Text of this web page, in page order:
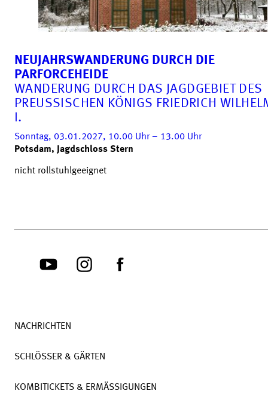
NEUJAHRSWANDERUNG DURCH DIE
PARFORCEHEIDE
WANDERUNG DURCH DAS JAGDGEBIET DES
PREUSSISCHEN KÖNIGS FRIEDRICH
Sonntag, 03.01.2027, 10.00 Uhr– 13.00 Uhr
Potsdam, Jagdschloss Stern
nicht rollstuhlgeeignet
NACHRICHTEN
SCHLÖSSER & GÄRTEN
KOMBITICKETS & ERMÄSSIGUNGEN